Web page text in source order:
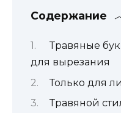
Содержание
Травяные
для вырезания
Только для
Травяной